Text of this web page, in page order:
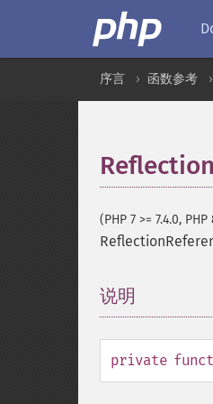
序言 函数参考
(PHP 7 >= 7.4.0, PHP
说明
private